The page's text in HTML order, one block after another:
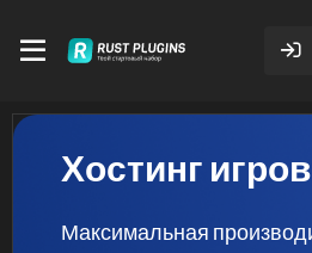
Хостинг
Максимальная